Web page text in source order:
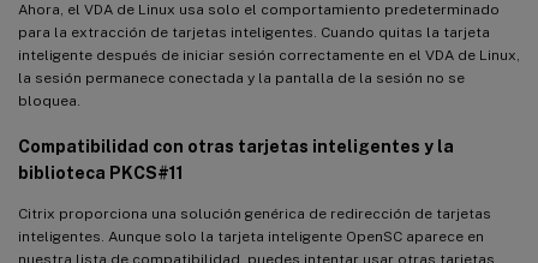
Ahora, el VDA de Linux usa solo el comportamiento predeterminado
para la extracción de tarjetas inteligentes. Cuando quitas la tarjeta
inteligente después de iniciar sesión correctamente en el VDA de Linux,
la sesión permanece conectada y la pantalla de la sesión no se
bloquea.
Compatibilidad con otras tarjetas inteligentes y la
biblioteca PKCS#11
Citrix proporciona una solución genérica de redirección de tarjetas
inteligentes. Aunque solo la tarjeta inteligente OpenSC aparece en
nuestra lista de compatibilidad, puedes intentar usar otras tarjetas